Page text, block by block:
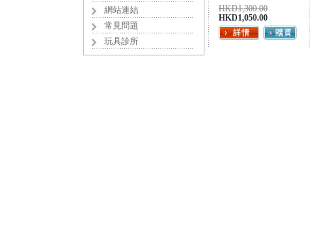
網站連結
常見問題
玩具診所
HKD1,300.00
HKD1,050.00